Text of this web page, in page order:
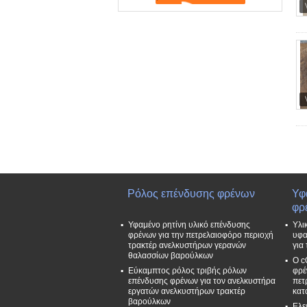
Ρόλος επένδυσης φρένων
Υφαμένο ρητίνη υλικό επένδυσης
φρένων για την πετρελαιοφόρο περιοχή
τρακτέρ ανελκυστήρων γερανών
θαλασσίων βαρούλκων
Εύκαμπτος ρόλος τριβής ρόλων
επένδυσης φρένων για τον ανελκυστήρα
εργατών ανελκυστήρων τρακτέρ
βαρούλκων
Ο